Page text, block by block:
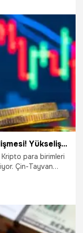
Kripto paralarda son dakika gelişmesi! Yükselişe savaş gerilimi darbesi: Bitcoin, Ethereum...
para birimleri
Çin-Tayvan
da yine uzun